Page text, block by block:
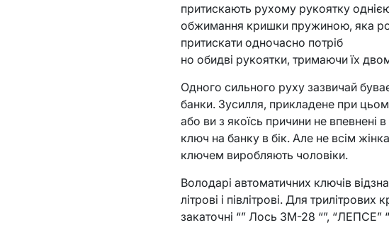
притискають рухому рукоятку
обжимання кришки пружиною, яка
притискати одночасно потріб
но обидві рукоятки, тримаючи їх
Одного сильного руху зазвичай
банки. Зусилля, прикладене при
або ви з якоїсь причини не
ключ на банку в бік. Але не всім
ключем виробляють чоловіки.
Володарі автоматичних ключів
літрові і півлітрові. Для
закаточні “” Лось ЗМ-28 “”, “ЛЕПСЕ”